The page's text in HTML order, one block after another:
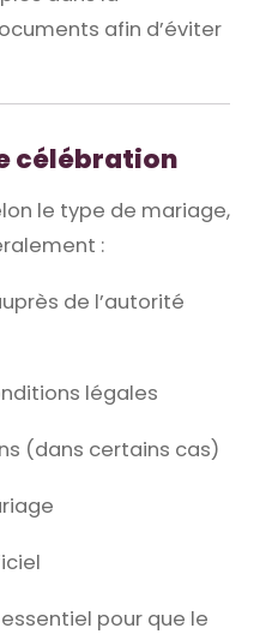
afin d’éviter
célébration
le type de mariage,
:
de l’autorité
légales
(dans certains cas)
pour que le